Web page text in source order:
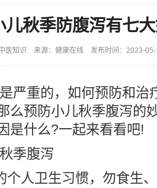
儿秋季防腹泻有七
医知识 来源：健康在线 发布时间：2023-
严重的，如何预防和治
么预防小儿秋季腹泻的
是什么?一起来看看吧!
季腹泻
个人卫生习惯，勿食生